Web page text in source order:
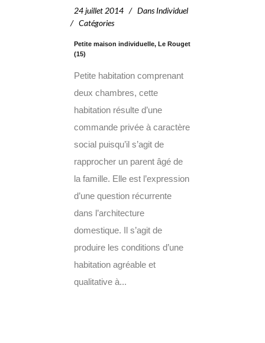
24 juillet 2014 Dans Individuel
Catégories
Petite maison individuelle, Le Rouget
(15)
Petite habitation comprenant
deux chambres, cette
habitation résulte d’une
commande privée à caractère
social puisqu’il s’agit de
rapprocher un parent âgé de
la famille. Elle est l’expression
d’une question récurrente
dans l’architecture
domestique. Il s’agit de
produire les conditions d’une
habitation agréable et
qualitative à...